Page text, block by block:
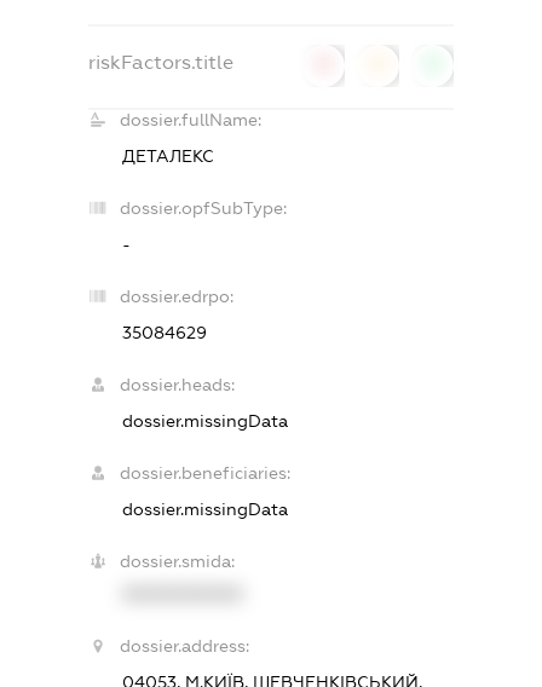
riskFactors.title
dossier.fullName:
ДЕТАЛЕКС
dossier.opfSubType:
-
dossier.edrpo:
35084629
dossier.heads:
dossier.missingData
dossier.beneficiaries:
dossier.missingData
dossier.smida:
dossier.address:
04053, М.КИЇВ, ШЕВЧЕНКІВСЬКИЙ,